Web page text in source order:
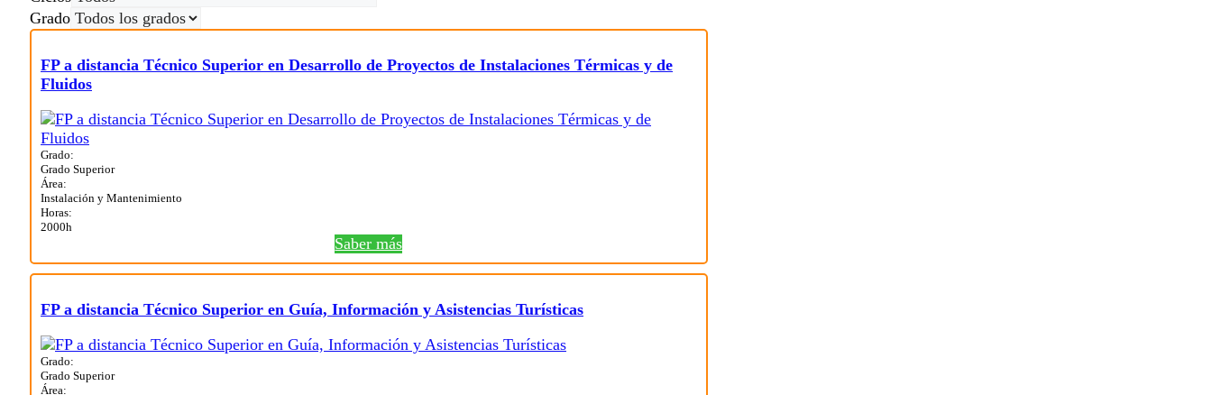
Grado
FP a distancia Técnico Superior en Desarrollo de Proyectos de Instalaciones Térmicas y de
Fluidos
Grado:
Grado Superior
Área:
Instalación y Mantenimiento
Horas:
2000h
Saber más
FP a distancia Técnico Superior en Guía, Información y Asistencias Turísticas
Grado:
Grado Superior
Área: